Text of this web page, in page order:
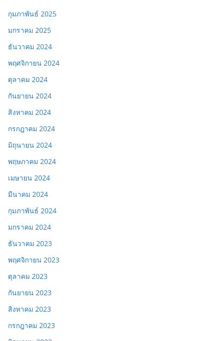
กุมภาพันธ์ 2025
มกราคม 2025
ธันวาคม 2024
พฤศจิกายน 2024
ตุลาคม 2024
กันยายน 2024
สิงหาคม 2024
กรกฎาคม 2024
มิถุนายน 2024
พฤษภาคม 2024
เมษายน 2024
มีนาคม 2024
กุมภาพันธ์ 2024
มกราคม 2024
ธันวาคม 2023
พฤศจิกายน 2023
ตุลาคม 2023
กันยายน 2023
สิงหาคม 2023
กรกฎาคม 2023